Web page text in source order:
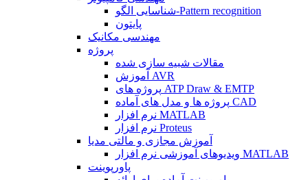
شناسایی الگو-Pattern recognition
پایتون
مهندسی مکانیک
پروژه
مقالات شبیه سازی شده
آموزش AVR
پروژه های ATP Draw & EMTP
پروژه ها و مدل های آماده CAD
نرم افزار MATLAB
نرم افزار Proteus
آموزش مجازی و مالتی مدیا
ویدیوهای آموزشی نرم افزار MATLAB
پاورپوینت